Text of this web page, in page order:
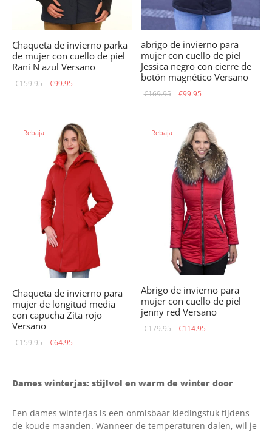
Chaqueta de invierno parka
de mujer con cuello de piel
Rani N azul Versano
€159.95
El precio
€159.95.
€99.95
es:
€99.95.
abrigo de invierno para
mujer con cuello de piel
Jessica negro con cierre de
botón magnético Versano
€169.95
El precio
€169.95.
€99.95
actual
es:
€99.95.
Rebaja
Chaqueta de invierno para
mujer de longitud media
con capucha Zita rojo
Versano
€159.95
El precio
€159.95.
€64.95
es:
Rebaja
Abrigo de invierno para
mujer con cuello de piel
jenny red Versano
€179.95
El precio
€114.95
Dames winterjas: stijlvol en warm de winter door
Een dames winterjas is een onmisbaar kledingstuk tijdens
de koude maanden. Wanneer de temperaturen dalen, wil je